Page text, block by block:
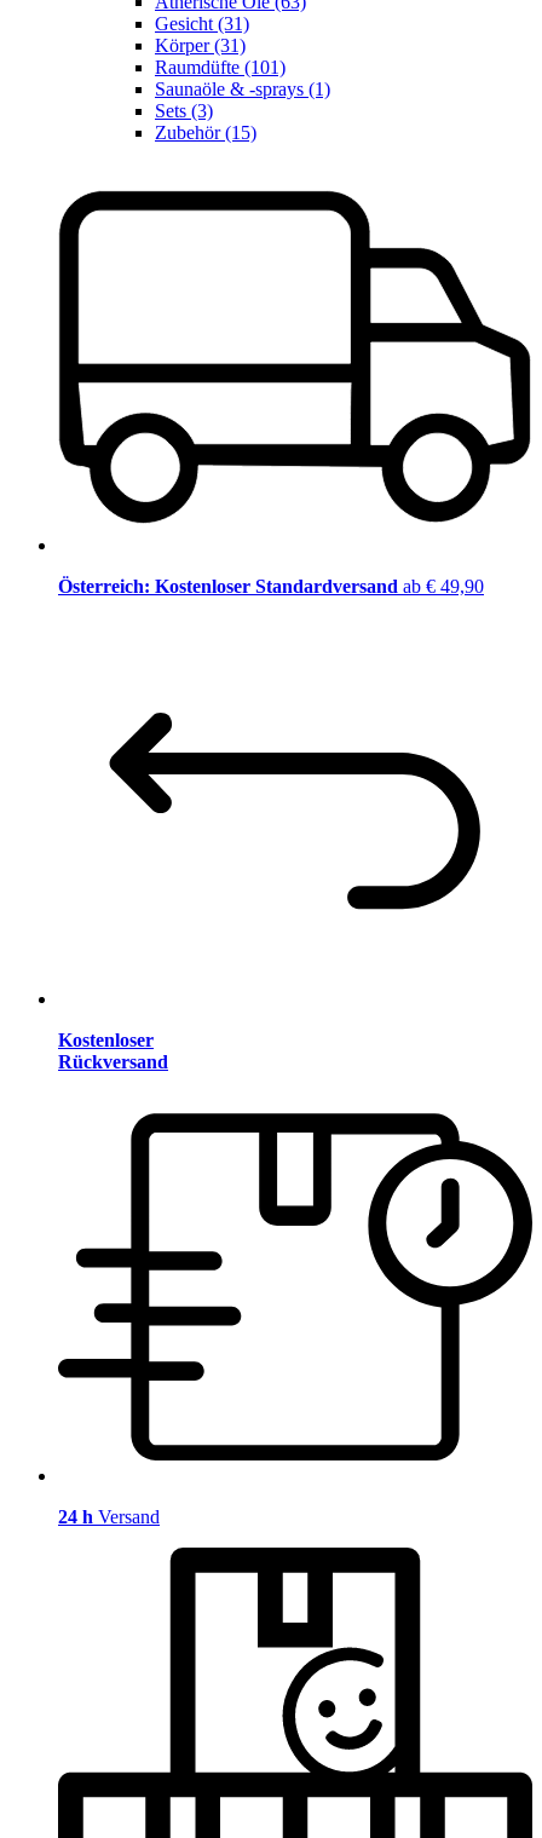
Gesicht (31)
Körper (31)
Raumdüfte (101)
Saunaöle & -sprays (1)
Sets (3)
Zubehör (15)
Österreich: Kostenloser Standardversand ab € 49,90
Kostenloser
Rückversand
24 h Versand